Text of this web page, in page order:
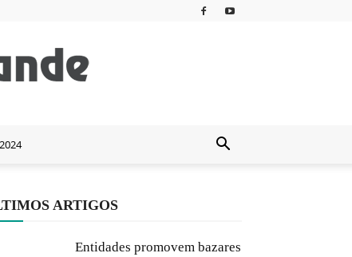
ARTIGOS
Entidades promovem bazares